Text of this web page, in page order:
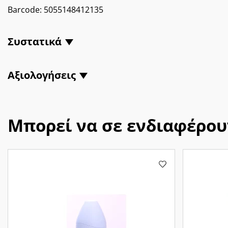
Barcode: 5055148412135
Συστατικά
Αξιολογήσεις
Μπορεί να σε